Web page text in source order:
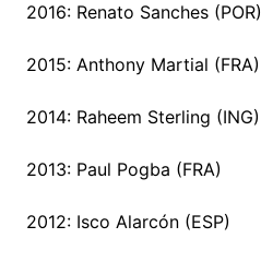
2016: Renato Sanches (POR)
2015: Anthony Martial (FRA)
2014: Raheem Sterling (ING)
2013: Paul Pogba (FRA)
2012: Isco Alarcón (ESP)